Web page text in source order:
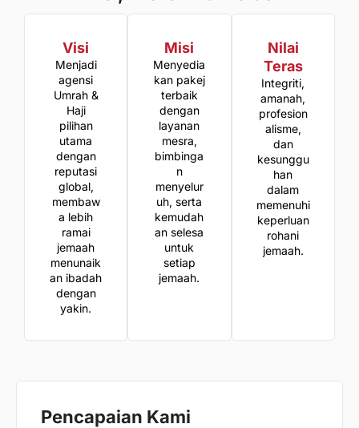
Visi
Menjadi
agensi
Umrah &
Haji
pilihan
utama
dengan
reputasi
global,
membaw
a lebih
ramai
jemaah
menunaik
an ibadah
dengan
yakin.
Misi
Menyedia
kan pakej
terbaik
dengan
layanan
mesra,
bimbinga
n
menyelur
uh, serta
kemudah
an selesa
untuk
setiap
jemaah.
Nilai
Teras
Integriti,
amanah,
profesion
alisme,
dan
kesunggu
han
dalam
memenuhi
keperluan
rohani
jemaah.
Pencapaian Kami